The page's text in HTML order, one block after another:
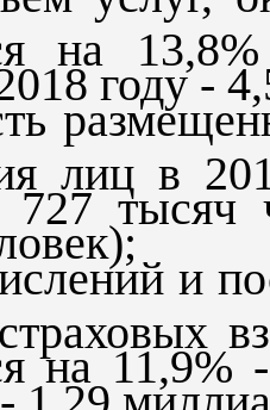
на
году -
лиц в
727
и
на 11,9%
1,29